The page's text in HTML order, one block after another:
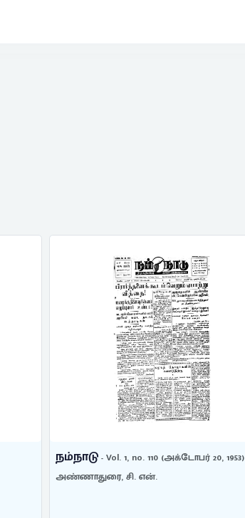
நம்நாடு- Vol. 1, no. 110 (அக்டோபர் 20, 1953)
அண்ணாதுரை, சி. என்.